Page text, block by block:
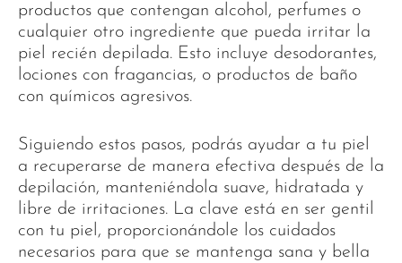
productos que contengan alcohol, perfumes o
cualquier otro ingrediente que pueda irritar la
piel recién depilada. Esto incluye desodorantes,
lociones con fragancias, o productos de baño
con químicos agresivos.
Siguiendo estos pasos, podrás ayudar a tu piel
a recuperarse de manera efectiva después de la
depilación, manteniéndola suave, hidratada y
libre de irritaciones. La clave está en ser gentil
con tu piel, proporcionándole los cuidados
necesarios para que se mantenga sana y bella